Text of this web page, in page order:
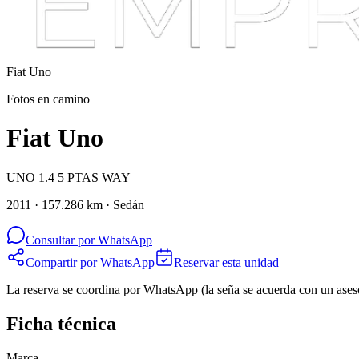
Fiat Uno
Fotos en camino
Fiat Uno
UNO 1.4 5 PTAS WAY
2011 · 157.286 km · Sedán
Consultar por WhatsApp
Compartir por WhatsApp
Reservar esta unidad
La reserva se coordina por WhatsApp (la seña se acuerda con un
Ficha técnica